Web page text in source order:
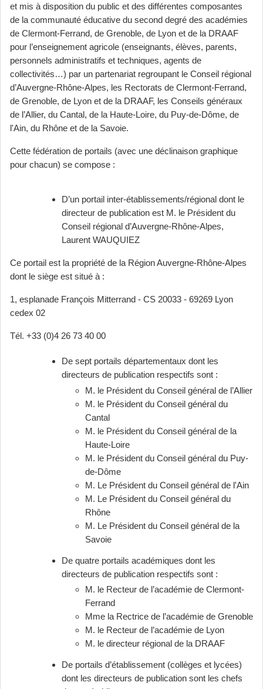
et mis à disposition du public et des différentes composantes
de la communauté éducative du second degré des académies
de Clermont-Ferrand, de Grenoble, de Lyon et de la DRAAF
pour l’enseignement agricole (enseignants, élèves, parents,
personnels administratifs et techniques, agents de
collectivités…) par un partenariat regroupant le Conseil régional
d’Auvergne-Rhône-Alpes, les Rectorats de Clermont-Ferrand,
de Grenoble, de Lyon et de la DRAAF, les Conseils généraux
de l’Allier, du Cantal, de la Haute-Loire, du Puy-de-Dôme, de
l'Ain, du Rhône et de la Savoie.
Cette fédération de portails (avec une déclinaison graphique
pour chacun) se compose :
D’un portail inter-établissements/régional dont le
directeur de publication est M. le Président du
Conseil régional d’Auvergne-Rhône-Alpes,
Laurent WAUQUIEZ
Ce portail est la propriété de la Région Auvergne-Rhône-Alpes
dont le siège est situé à :
1, esplanade François Mitterrand - CS 20033 - 69269 Lyon
cedex 02
Tél. +33 (0)4 26 73 40 00
De sept portails départementaux dont les
directeurs de publication respectifs sont :
M. le Président du Conseil général de l’Allier
M. le Président du Conseil général du
Cantal
M. le Président du Conseil général de la
Haute-Loire
M. le Président du Conseil général du Puy-
de-Dôme
M. Le Président du Conseil général de l'Ain
M. Le Président du Conseil général du
Rhône
M. Le Président du Conseil général de la
Savoie
De quatre portails académiques dont les
directeurs de publication respectifs sont :
M. le Recteur de l’académie de Clermont-
Ferrand
Mme la Rectrice de l’académie de Grenoble
M. le Recteur de l’académie de Lyon
M. le directeur régional de la DRAAF
De portails d’établissement (collèges et lycées)
dont les directeurs de publication sont les chefs